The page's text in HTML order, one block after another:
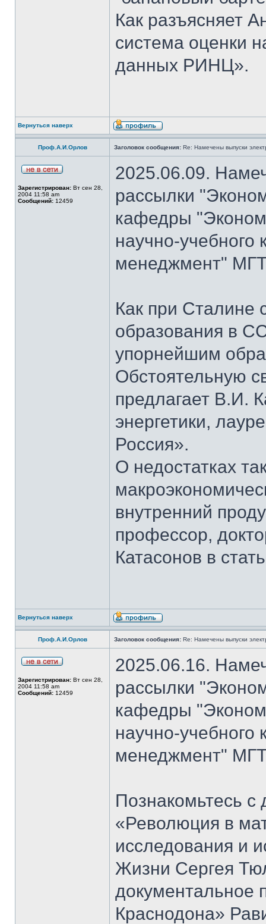
Как разъясняет
система оценки
данных РИНЦ».
Вернуться наверх
Проф.А.И.Орлов Заголовок сообщения: Re: Намечены выпуски
Зарегистрирован: Вт сен 28,
2004 11:58 am
Сообщений: 12459
2025.06.09.
рассылки
кафедры
научно-
менеджмент"
Как при Сталине
образования в
упорнейшим
Обстоятельную
предлагает В.И.
энергетики,
Россия».
О недостатках
внутренний
профессор,
Катасонов в
Вернуться наверх
Проф.А.И.Орлов Заголовок сообщения: Re: Намечены выпуски
Зарегистрирован: Вт сен 28,
2004 11:58 am
Сообщений: 12459
2025.06.16.
рассылки
кафедры
научно-
менеджмент"
Познакомьтесь
«Революция в
исследования и
Жизни Сергея
документальное
Краснодона»